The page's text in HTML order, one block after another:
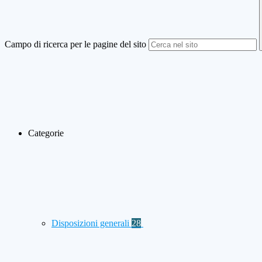
Campo di ricerca per le pagine del sito
Categorie
Disposizioni generali 28